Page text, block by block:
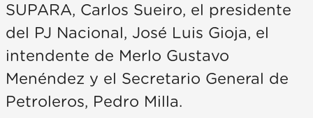
SUPARA, Carlos Sueiro, el presidente
del PJ Nacional, José Luis Gioja, el
intendente de Merlo Gustavo
Menéndez y el Secretario General de
Petroleros, Pedro Milla.